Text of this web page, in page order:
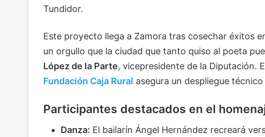
Tundidor.
Este proyecto llega a Zamora tras cosechar éxitos
un orgullo que la ciudad que tanto quiso al poeta
López de la Parte, vicepresidente de la Diputación.
Fundación Caja Rural asegura un despliegue
Participantes destacados en el
Danza: El bailarín Ángel Hernández recreará